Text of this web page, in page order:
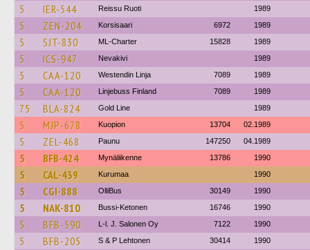
5 IER-544 Reissu Ruoti 1989
5 ZEN-204 Korsisaari 6972 1989
5 SJT-830 ML-Charter 15828 1989
5 ICS-947 Nevakivi 1989
5 CAA-120 Westendin Linja 7089 1989
5 CAA-120 Linjebuss Finland 7089 1989
75 BLA-824 Gold Line 1989
5 MJP-678 Kuopion 13704 02.1989
5 ZEL-468 Paunu 147250 04.1989
5 BFB-424 Mynäliikenne 13786 1990
5 CAL-439 Kurumaa 1990
5 CGI-888 OlliBus 30149 1990
5 NAK-810 Bussi-Ketonen 16746 1990
5 BFB-590 L-l. J. Salonen Oy 7122 1990
5 BFB-205 S & P Lehtonen 30414 1990